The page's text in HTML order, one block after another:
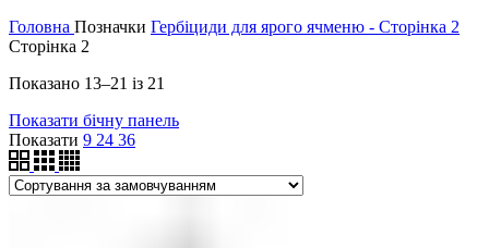
Головна Позначки Гербіциди для ярого ячменю - Сторінка 2
Сторінка 2
Показано 13–21 із 21
Показати бічну панель
Показати 9 24 36